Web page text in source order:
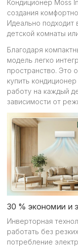
Кондиционер Moss
создания
Идеально подходит
детской комнаты
Благодаря
модель легко
пространство. Это
купить
работу на каждый
зависимости от
30 % экономии и
Инверторная
работать без
потребление